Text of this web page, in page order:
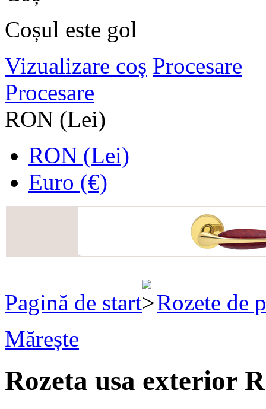
Coșul este gol
Vizualizare coș Procesare
Procesare
RON (Lei)
RON (Lei)
Euro (€)
Pagină de start
Rozete de
Mărește
Rozeta usa exterior